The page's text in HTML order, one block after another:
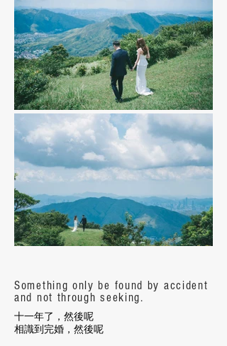
Something only be found by accident
and not through seeking.
十一年了，然後呢
相識到完婚，然後呢